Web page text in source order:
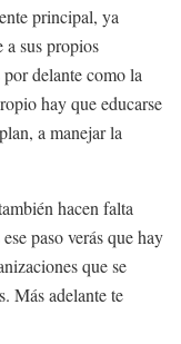
principal, ya
a sus propios
delante como la
hay que educarse
a manejar la
hacen falta
paso verás que hay
que se
Más adelante te